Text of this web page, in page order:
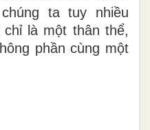
ta tuy nhiều
là một thân thể,
phần cùng một